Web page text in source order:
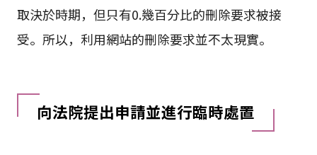
取決於時期，但只有0.幾百分比的刪除要求被接
受。所以，利用網站的刪除要求並不太現實。
向法院提出申請並進行臨時處置